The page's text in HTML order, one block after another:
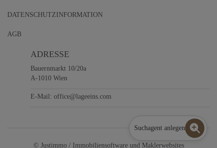
DATENSCHUTZINFORMATION
AGB
ADRESSE
Bauernmarkt 10/20a
A-1010 Wien
E-Mail: office@lageeins.com
© Justimmo / Immobiliensoftwareund Maklerwebsites
Suchagent anlegen